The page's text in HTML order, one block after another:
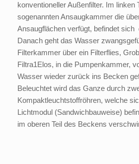
konventioneller Außenfilter. Im linken
sogenannten Ansaugkammer die
Ansaugflächen verfügt, befindet sich
Danach geht das Wasser
Filterkammer über ein Filterflies,
Filtra1Elos, in die Pumpenkammer,
Wasser wieder zurück ins Becken
Beleuchtet wird das Ganze durch
Kompaktleuchtstoffröhren, welche
Lichtmodul (Sandwichbauweise)
im oberen Teil des Beckens